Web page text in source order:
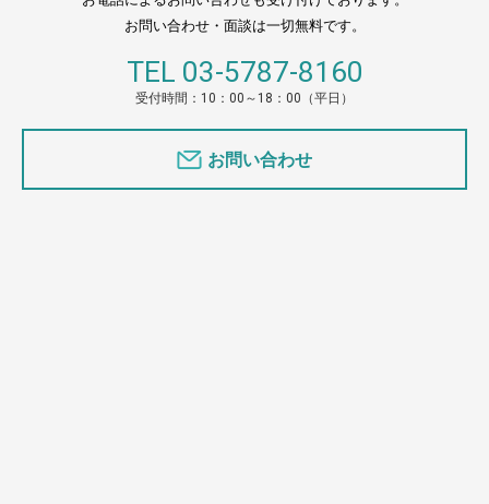
お問い合わせ・面談は一切無料です。
TEL 03-5787-8160
受付時間：10：00～18：00（平日）
お問い合わせ